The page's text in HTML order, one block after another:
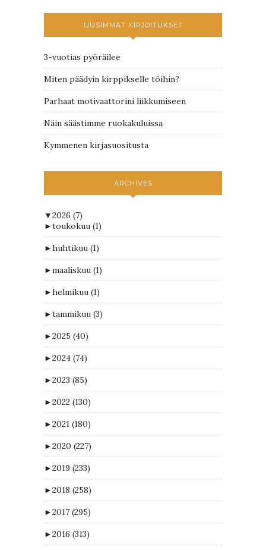
UUSIMMAT KIRJOITUKSET
3-vuotias pyöräilee
Miten päädyin kirppikselle töihin?
Parhaat motivaattorini liikkumiseen
Näin säästimme ruokakuluissa
Kymmenen kirjasuositusta
ARCHIVES
▼2026 (7)
►toukokuu (1)
►huhtikuu (1)
►maaliskuu (1)
►helmikuu (1)
►tammikuu (3)
►2025 (40)
►2024 (74)
►2023 (85)
►2022 (130)
►2021 (180)
►2020 (227)
►2019 (233)
►2018 (258)
►2017 (295)
►2016 (313)